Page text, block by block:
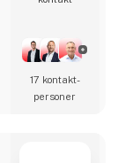
17 kontakt­
personer